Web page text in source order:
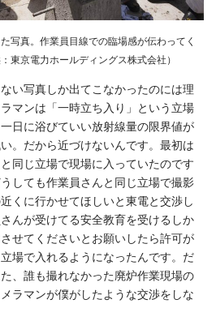
写真。作業員目線での臨場感が伝わってく
京電力ホールディングス株式会社）
い写真しか出てこなかったのには理
マンは「一時立ち入り」という立場
日に浴びていい放射線量の限界値が
。だから近づけないんです。最初は
同じ立場で現場に入っていたのです
しても作業員さんと同じ立場で撮影
くに行かせてほしいと東電と交渉し
んが受けてる安全教育を受けるしか
せてくださいとお願いしたら許可が
場で入れるようになったんです。だ
、誰も撮れなかった廃炉作業現場の
ラマンが僕がしたような交渉をしな